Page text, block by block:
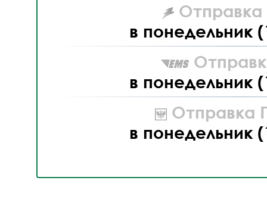
Отправка
в понедельник
в понедельник
Отправка
в понедельник